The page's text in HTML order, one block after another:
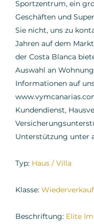
Sportzentrum, ein
Geschäften und
Sie nicht, uns zu
Jahren auf dem
der Costa Blanca
Auswahl an
Informationen auf
Kundendienst,
Unterstützung unter
Typ: Haus / Villa
Klasse:
Beschriftung: Elite